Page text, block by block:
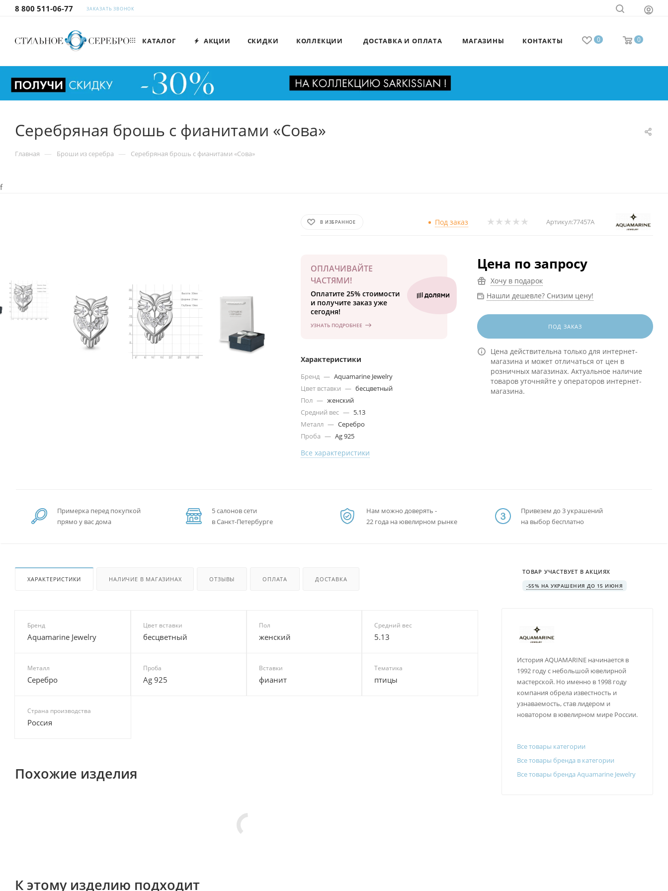
8 800 511-06-77 ЗАКАЗАТЬ ЗВОНОК
0 0
КАТАЛОГ АКЦИИ СКИДКИ КОЛЛЕКЦИИ ДОСТАВКА И ОПЛАТА МАГАЗИНЫ КОНТАКТЫ
Серебряная брошь с фианитами «Сова»
Главная — Броши из серебра — Серебряная брошь с фианитами «Сова»
f
В ИЗБРАННОЕ Под заказ Артикул:77457А
ОПЛАЧИВАЙТЕ
ЧАСТЯМИ!
Оплатите 25% стоимости
и получите заказ уже
сегодня!
УЗНАТЬ ПОДРОБНЕЕ
Характеристики
Бренд — Aquamarine Jewelry
Цвет вставки — бесцветный
Пол — женский
Средний вес — 5.13
Металл — Серебро
Проба — Ag 925
Все характеристики
Цена по запросу
Хочу в подарок
Нашли дешевле? Снизим цену!
ПОД ЗАКАЗ
Цена действительна только для интернет-
магазина и может отличаться от цен в
розничных магазинах. Актуальное наличие
товаров уточняйте у операторов интернет-
магазина.
Примерка перед покупкой
прямо у вас дома
5 салонов сети
в Санкт-Петербурге
Нам можно доверять -
22 года на ювелирном рынке
Привезем до 3 украшений
на выбор бесплатно
ХАРАКТЕРИСТИКИ НАЛИЧИЕ В МАГАЗИНАХ ОТЗЫВЫ ОПЛАТА ДОСТАВКА
Бренд
Aquamarine Jewelry
Цвет вставки
бесцветный
Пол
женский
Средний вес
5.13
Металл
Серебро
Проба
Ag 925
Вставки
фианит
Тематика
птицы
Страна производства
Россия
Похожие изделия
К этому изделию подходит
ТОВАР УЧАСТВУЕТ В АКЦИЯХ
-55% НА УКРАШЕНИЯ ДО 15 ИЮНЯ
История AQUAMARINE начинается в
1992 году с небольшой ювелирной
мастерской. Но именно в 1998 году
компания обрела известность и
узнаваемость, став лидером и
новатором в ювелирном мире России.
Все товары категории
Все товары бренда в категории
Все товары бренда Aquamarine Jewelry